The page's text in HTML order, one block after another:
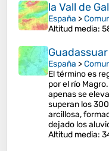
la Vall de
España >
Altitud media:
Guadassuar
España >
El término es
por el río
apenas se
superan los
arcillosa,
dejado los
Altitud media: